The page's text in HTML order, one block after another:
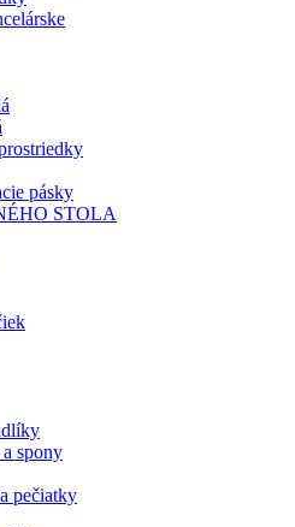
pásky
STOLA
spony
pečiatky